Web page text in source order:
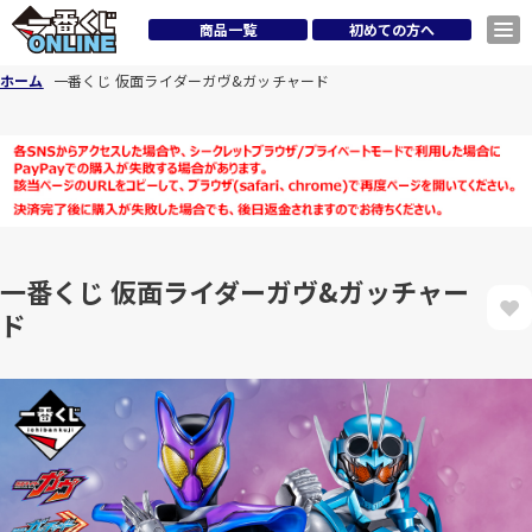
商品一覧 初めての方へ
ホーム 一番くじ 仮面ライダーガヴ&ガッチャード
一番くじ 仮面ライダーガヴ&ガッチャー
ド